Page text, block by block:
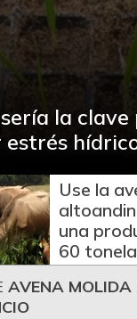
la clave
Use la
una
60
AVENA MOLIDA